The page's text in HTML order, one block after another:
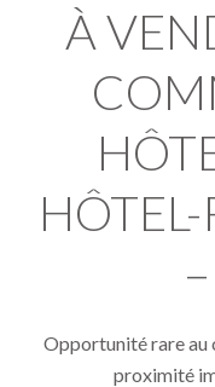
À
Opportunité rare au
proximité